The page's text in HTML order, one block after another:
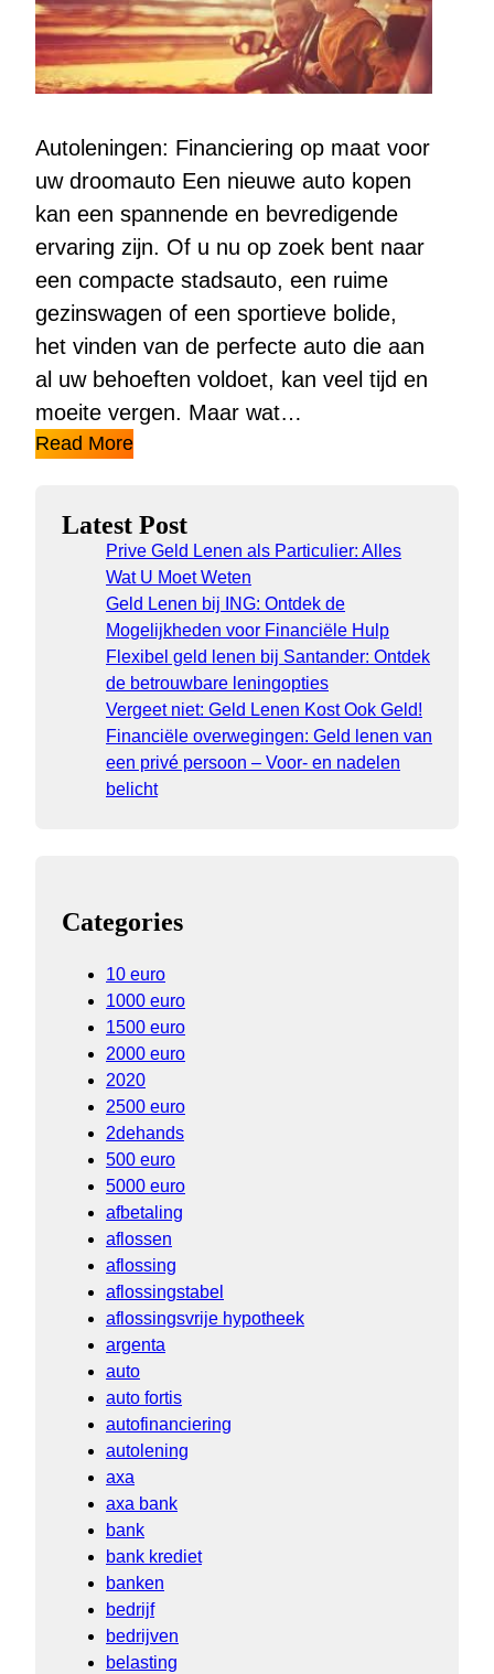
Autoleningen: Financiering op maat voor
uw droomauto Een nieuwe auto kopen
kan een spannende en bevredigende
ervaring zijn. Of u nu op zoek bent naar
een compacte stadsauto, een ruime
gezinswagen of een sportieve bolide,
het vinden van de perfecte auto die aan
al uw behoeften voldoet, kan veel tijd en
moeite vergen. Maar wat…
Read More
Latest Post
Prive Geld Lenen als Particulier: Alles
Wat U Moet Weten
Geld Lenen bij ING: Ontdek de
Mogelijkheden voor Financiële Hulp
Flexibel geld lenen bij Santander: Ontdek
de betrouwbare leningopties
Vergeet niet: Geld Lenen Kost Ook Geld!
Financiële overwegingen: Geld lenen van
een privé persoon – Voor- en nadelen
belicht
Categories
10 euro
1000 euro
1500 euro
2000 euro
2020
2500 euro
2dehands
500 euro
5000 euro
afbetaling
aflossen
aflossing
aflossingstabel
aflossingsvrije hypotheek
argenta
auto
auto fortis
autofinanciering
autolening
axa
axa bank
bank
bank krediet
banken
bedrijf
bedrijven
belasting